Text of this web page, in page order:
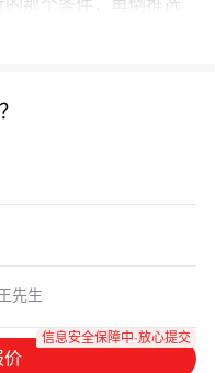
那个条件，再倒推选
价
信息安全保障中·放心提交